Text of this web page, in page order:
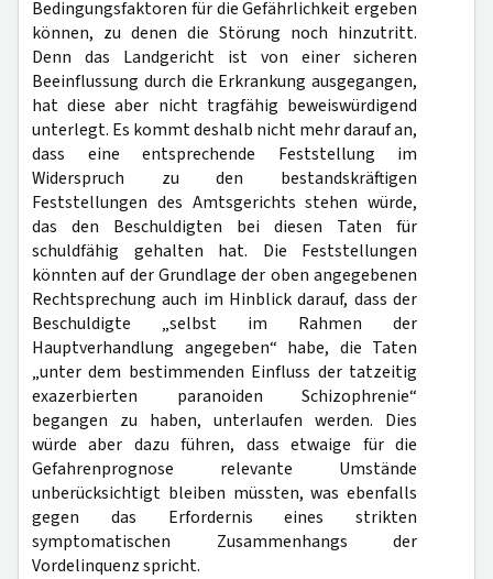
Bedingungsfaktoren für die Gefährlichkeit ergeben
können, zu denen die Störung noch hinzutritt.
Denn das Landgericht ist von einer sicheren
Beeinflussung durch die Erkrankung ausgegangen,
hat diese aber nicht tragfähig beweiswürdigend
unterlegt. Es kommt deshalb nicht mehr darauf an,
dass eine entsprechende Feststellung im
Widerspruch zu den bestandskräftigen
Feststellungen des Amtsgerichts stehen würde,
das den Beschuldigten bei diesen Taten für
schuldfähig gehalten hat. Die Feststellungen
könnten auf der Grundlage der oben angegebenen
Rechtsprechung auch im Hinblick darauf, dass der
Beschuldigte „selbst im Rahmen der
Hauptverhandlung angegeben“ habe, die Taten
„unter dem bestimmenden Einfluss der tatzeitig
exazerbierten paranoiden Schizophrenie“
begangen zu haben, unterlaufen werden. Dies
würde aber dazu führen, dass etwaige für die
Gefahrenprognose relevante Umstände
unberücksichtigt bleiben müssten, was ebenfalls
gegen das Erfordernis eines strikten
symptomatischen Zusammenhangs der
Vordelinquenz spricht.